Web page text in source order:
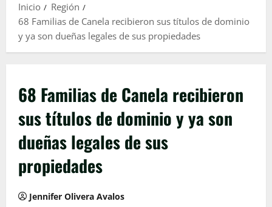
Inicio
Región
68 Familias de Canela recibieron sus títulos de dominio
y ya son dueñas legales de sus propiedades
68 Familias de Canela recibieron
sus títulos de dominio y ya son
dueñas legales de sus
propiedades
Jennifer Olivera Avalos